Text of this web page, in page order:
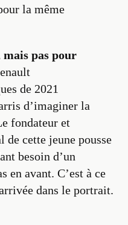
la même
mais pas pour
de 2021
d’imaginer la
fondateur et
de cette jeune pousse
besoin d’un
en avant. C’est à ce
dans le portrait.